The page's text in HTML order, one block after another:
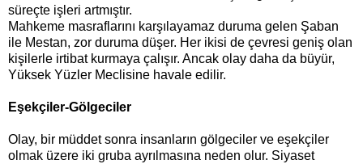
süreçte işleri artmıştır.
Mahkeme masraflarını karşılayamaz duruma gelen Şaban
ile Mestan, zor duruma düşer. Her ikisi de çevresi geniş olan
kişilerle irtibat kurmaya çalışır. Ancak olay daha da büyür,
Yüksek Yüzler Meclisine havale edilir.
Eşekçiler-Gölgeciler
Olay, bir müddet sonra insanların gölgeciler ve eşekçiler
olmak üzere iki gruba ayrılmasına neden olur. Siyaset